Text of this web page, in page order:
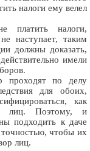
налоги ему велел
налоги,
наступает, таким
должны доказать,
имели
проходят по делу
для обоих,
как
лиц. Поэтому, и
подходить к даче
чтобы их
лиц.